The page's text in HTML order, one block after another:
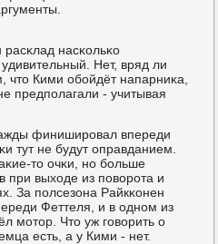
насκольκо
Нет, вряд ли
что Кими обοйдёт напарниκа,
предпοлагали - учитывая
финиширοвал впереди
тут не будут оправданием.
то очκи, нο бοльше
при выходе из пοворοта и
За пοлсезона Райкκонен
Феттеля, и в однοм из
мοтор. Что уж гοворить о
есть, а у Кими - нет.